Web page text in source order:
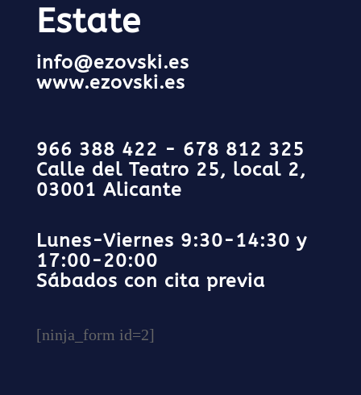
Estate
info@ezovski.es
www.ezovski.es
966 388 422 - 678 812 325
Calle del Teatro 25, local 2,
03001 Alicante
Lunes-Viernes 9:30-14:30 y
17:00-20:00
Sábados con cita previa
[ninja_form id=2]